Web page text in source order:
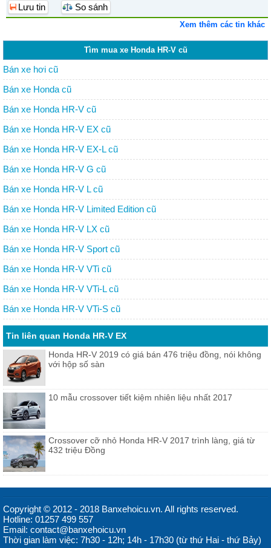
Lưu tin So sánh
Xem thêm các tin khác
Tìm mua xe Honda HR-V cũ
Bán xe hơi cũ
Bán xe Honda cũ
Bán xe Honda HR-V cũ
Bán xe Honda HR-V EX cũ
Bán xe Honda HR-V EX-L cũ
Bán xe Honda HR-V G cũ
Bán xe Honda HR-V L cũ
Bán xe Honda HR-V Limited Edition cũ
Bán xe Honda HR-V LX cũ
Bán xe Honda HR-V Sport cũ
Bán xe Honda HR-V VTi cũ
Bán xe Honda HR-V VTi-L cũ
Bán xe Honda HR-V VTi-S cũ
Tin liên quan Honda HR-V EX
Honda HR-V 2019 có giá bán 476 triệu đồng, nói không
với hộp số sàn
10 mẫu crossover tiết kiệm nhiên liệu nhất 2017
Crossover cỡ nhỏ Honda HR-V 2017 trình làng, giá từ
432 triệu Đồng
Copyright © 2012 - 2018 Banxehoicu.vn. All rights reserved.
Hotline: 01257 499 557
Email: contact@banxehoicu.vn
Thời gian làm việc: 7h30 - 12h; 14h - 17h30 (từ thứ Hai - thứ Bảy)